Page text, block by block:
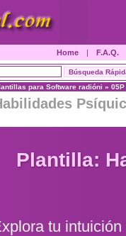
Home | F.A.Q.
para Software radióni » 05P
Plantilla:
tu